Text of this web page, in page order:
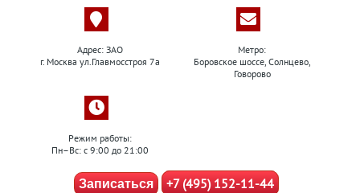
Адрес: ЗАО
г. Москва ул.Главмосстроя 7а
Метро:
Боровское шоссе, Солнцево,
Говорово
Режим работы:
Пн–Вс: с 9:00 до 21:00
Записаться +7 (495) 152-11-44